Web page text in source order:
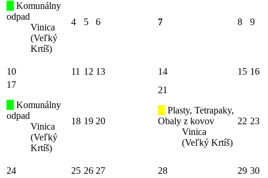
Komunálny
odpad
Vinica
(Veľký
Krtíš)
4 5 6 7 8 9
10 11 12 13 14 15 16
17
Komunálny
odpad
Vinica
(Veľký
Krtíš)
18 19 20
21
Plasty, Tetrapaky,
Obaly z kovov
Vinica
(Veľký Krtíš)
22 23
24 25 26 27 28 29 30